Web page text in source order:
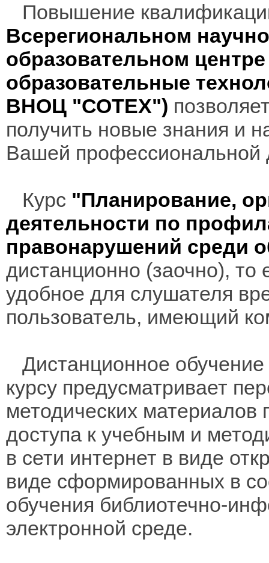
Повышение
Всерегиональном
образовательном
образовательные
ВНОЦ "СОТЕХ")
получить новые знания и
Вашей профессиональной
Курс "Планирование,
деятельности по
правонарушений среди
дистанционно (заочно), то
удобное для слушателя
пользователь, имеющий
Дистанционное
курсу предусматривает
методических материалов
доступа к учебным и
в сети интернет в виде
виде сформированных в
обучения библиотечно-
электронной среде.